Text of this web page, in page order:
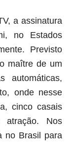
a assinatura
no Estados
Previsto
maître de um
automáticas,
onde nesse
cinco casais
atração. Nos
no Brasil para